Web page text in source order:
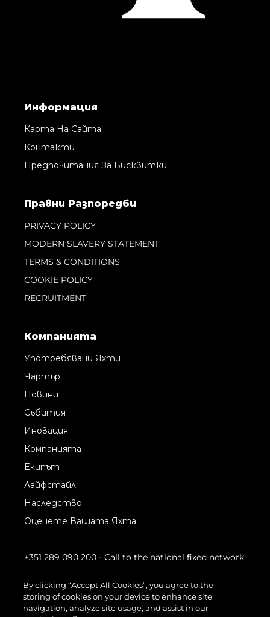
Информация
Карта На Сайта
Контакти
Предпочитания За Бисквитки
Правни Pазпоредби
PRIVACY POLICY
MODERN SLAVERY STATEMENT
TERMS & CONDITIONS
COOKIE POLICY
RECRUITMENT
Компанията
Употребявани Яхти
Чартър
Новини
Събития
Иновация
Компанията
Екипът
Лайфстайл
Наследство
Оценете Вашата Яхта
+351 289 090 200 - Call to the national fixed network
By clicking “Accept All Cookies”, you agree to the
storing of cookies on your device to enhance site
navigation, analyze site usage, and assist in our